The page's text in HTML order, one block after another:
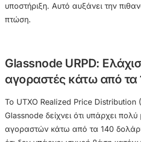
υποστήριξη. Αυτό αυξάνει την
πτώση.
Glassnode URPD:
αγοραστές κάτω από τα
Το UTXO Realized Price Distribution
Glassnode δείχνει ότι υπάρχει
αγοραστών κάτω από τα 140